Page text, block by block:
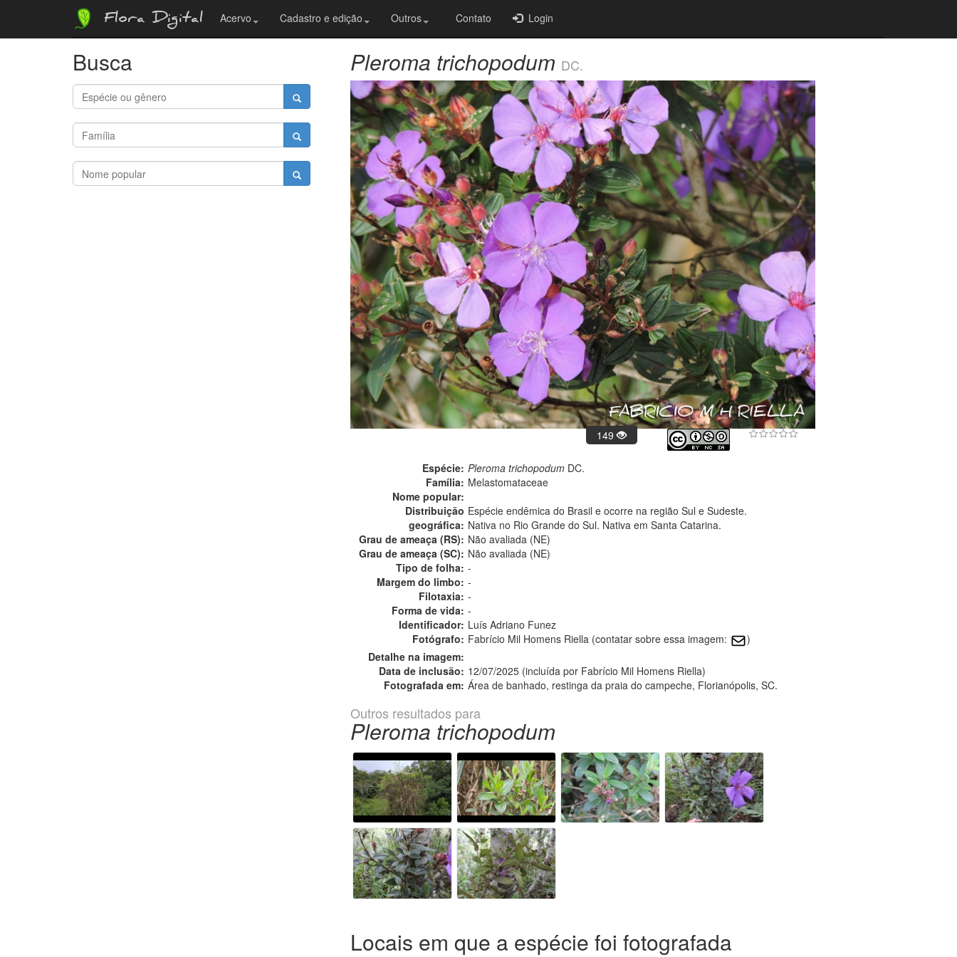
Flora Digital Acervo Cadastro e edição Outros Contato Login
Busca Pleroma trichopodum DC.
149
Espécie: Pleroma trichopodum DC.
Família: Melastomataceae
Nome popular:
Distribuição
geográfica:
Espécie endêmica do Brasil e ocorre na região Sul e Sudeste.
Nativa no Rio Grande do Sul. Nativa em Santa Catarina.
Grau de ameaça (RS): Não avaliada (NE)
Grau de ameaça (SC): Não avaliada (NE)
Tipo de folha: -
Margem do limbo: -
Filotaxia: -
Forma de vida: -
Identificador: Luís Adriano Funez
Fotógrafo: Fabrício Mil Homens Riella (contatar sobre essa imagem:
)
Detalhe na imagem:
Data de inclusão: 12/07/2025 (incluída por Fabrício Mil Homens Riella)
Fotografada em: Área de banhado, restinga da praia do campeche, Florianópolis, SC.
Outros resultados para
Pleroma trichopodum
Locais em que a espécie foi fotografada